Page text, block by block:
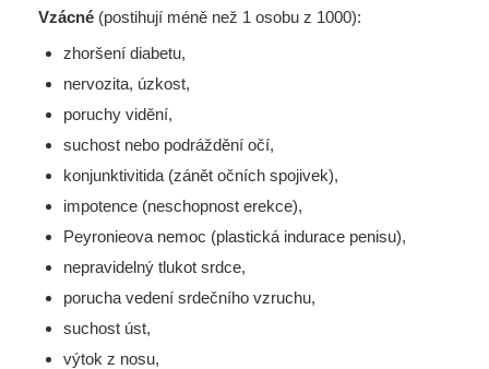
Vzácné (postihují méně než 1 osobu z 1000):
zhoršení diabetu,
nervozita, úzkost,
poruchy vidění,
suchost nebo podráždění očí,
konjunktivitida (zánět očních spojivek),
impotence (neschopnost erekce),
Peyronieova nemoc (plastická indurace penisu),
nepravidelný tlukot srdce,
porucha vedení srdečního vzruchu,
suchost úst,
výtok z nosu,